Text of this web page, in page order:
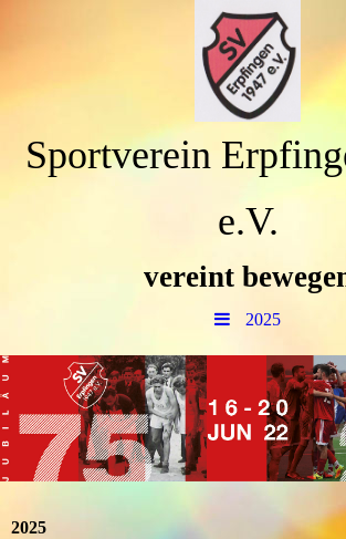
Sportverein
e.V.
vereint
2025
2025